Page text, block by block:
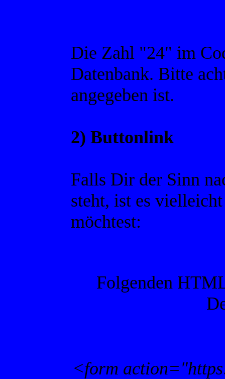
Die Zahl "24" im
Datenbank. Bitte
angegeben ist.
2) Buttonlink
Falls Dir der Sinn
steht, ist es
möchtest:
Folgenden
<form